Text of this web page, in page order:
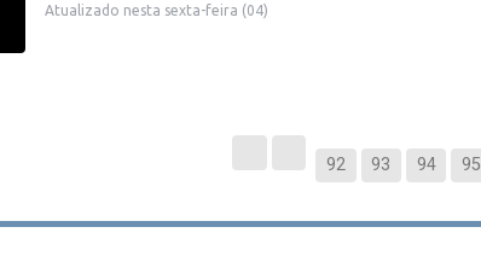
Atualizado nesta sexta-feira (04)
92 93 94 95